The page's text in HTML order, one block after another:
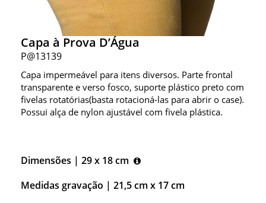
Capa à Prova D’Água
P@13139
Capa impermeável para itens diversos. Parte frontal
transparente e verso fosco, suporte plástico preto com
fivelas rotatórias(basta rotacioná-las para abrir o case).
Possui alça de nylon ajustável com fivela plástica.
Dimensões | 29 x 18 cm
Medidas gravação | 21,5 cm x 17 cm